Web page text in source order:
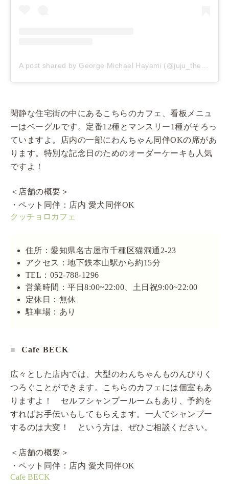
A post shared by George Michael Hayami (@juju_the_poodle)
閑静な住宅街の中にあるこちらのカフェ、看板メニュ
ーはベーグルです。定番12種とマンスリー1種がそろっ
ていますよ。店内の一部にわんちゃん同伴OKの席があ
ります。特別な記念日のためのオーダーケーキも人気
ですよ！
＜店舗の概要＞
・ペット同伴：店内 愛犬同伴OK
クッチョロカフェ
住所：愛知県名古屋市千種区猫洞通2-23
アクセス：地下鉄本山駅から約15分
TEL：052-788-1296
営業時間：平日8:00~22:00、土日祝9:00~22:00
定休日：無休
駐車場：あり
Cafe BECK
広々とした店内では、大型のわんちゃんものんびりく
つろぐことができます。こちらのカフェには個室もあ
りますよ！ セルフシャンプールームもあり、予約を
すればお手伝いもしてもらえます。一人でシャンプー
するのは大変！ という方は、ぜひご相談ください。
＜店舗の概要＞
・ペット同伴：店内 愛犬同伴OK
Cafe BECK